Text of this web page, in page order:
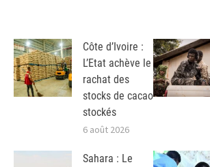
Côte d’Ivoire :
L’Etat achève le
rachat des
stocks de cacao
stockés
6 août 2026
Sahara : Le